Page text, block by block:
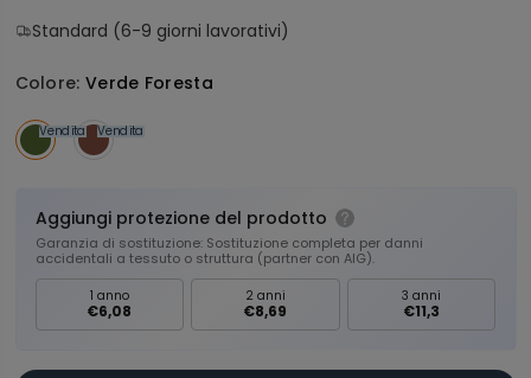
Standard (6-9 giorni lavorativi)
Colore: Verde Foresta
Vendita Vendita
Aggiungi protezione del prodotto
Garanzia di sostituzione: Sostituzione completa per danni
accidentali a tessuto o struttura (partner con AIG).
1 anno
€6,08
2 anni
€8,69
3 anni
€11,3